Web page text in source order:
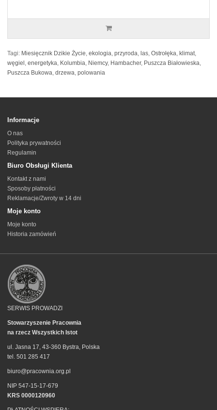
Tagi: Miesięcznik Dzikie Życie, ekologia, przyroda, las, Ostrołęka, klimat,
węgiel , energetyka, Kolumbia, Niemcy, Hambacher, Puszcza Białowieska,
Puszcza Bukowa, drzewa, polowania
Informacje
O nas
Polityka prywatności
Regulamin
Biuro Obsługi Klienta
Kontakt z nami
Sposoby płatności
Reklamacje/Zwroty w 14 dni
Moje konto
Moje konto
Historia zamówień
SERWIS PROWADZI
Stowarzyszenie Pracownia
na rzecz Wszystkich Istot
ul. Jasna 17, 43-360 Bystra, Polska
tel. 501 285 417
biuro@pracownia.org.pl
NIP 547-15-17-679
KRS 0000120960